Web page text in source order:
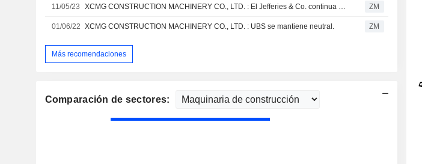
11/05/23 XCMG CONSTRUCTION MACHINERY CO., LTD. : El Jefferies & Co. continua con un recomendación de compra ZM
01/06/22 XCMG CONSTRUCTION MACHINERY CO., LTD. : UBS se mantiene neutral. ZM
Más recomendaciones
Comparación de sectores: